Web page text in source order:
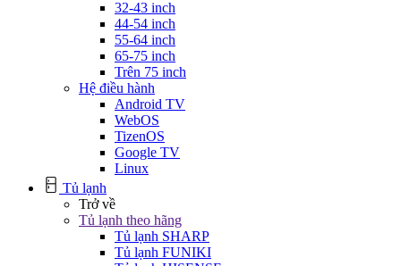
32-43 inch
44-54 inch
55-64 inch
65-75 inch
Trên 75 inch
Hệ điều hành
Android TV
WebOS
TizenOS
Google TV
Linux
Tủ lạnh
Trở về
Tủ lạnh theo hãng
Tủ lạnh SHARP
Tủ lạnh FUNIKI